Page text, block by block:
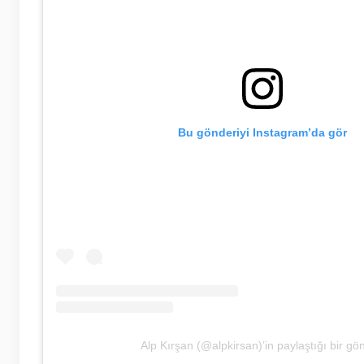
Bu gönderiyi Instagram’da gör
Alp Kırşan (@alpkirsan)’in paylaştığı bir